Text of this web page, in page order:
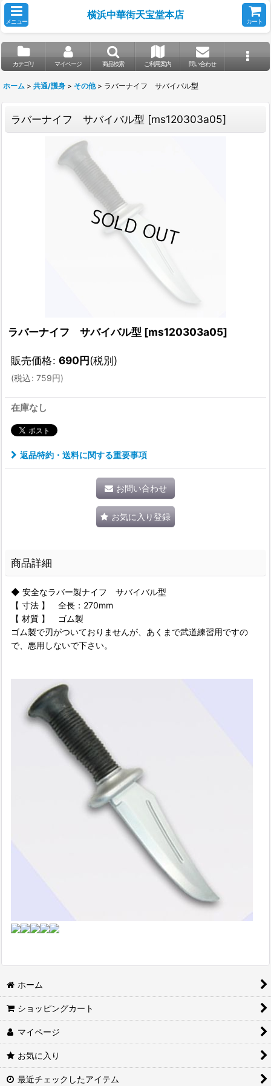
メニュー
横浜中華街天宝堂本店
カート
カテゴリ マイページ 商品検索 ご利用案内 問い合わせ
ホーム > 共通/護身 > その他 > ラバーナイフ サバイバル型
ラバーナイフ サバイバル型 [ms120303a05]
ラバーナイフ サバイバル型 [ms120303a05]
販売価格: 690円(税別)
(税込: 759円)
在庫なし
返品特約・送料に関する重要事項
お問い合わせ
お気に入り登録
商品詳細
◆ 安全なラバー製ナイフ サバイバル型
【 寸法 】 全長：270mm
【 材質 】 ゴム製
ゴム製で刃がついておりませんが、あくまで武道練習用ですの
で、悪用しないで下さい。
ホーム
ショッピングカート
マイページ
お気に入り
最近チェックしたアイテム